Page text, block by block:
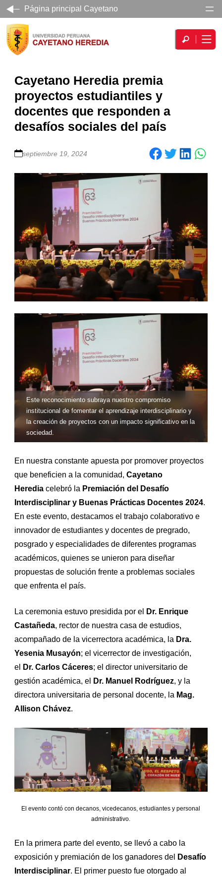
Página principal Cayetano
Cayetano Heredia premia
proyectos estudiantiles y
docentes que responden a
desafíos sociales del país
septiembre 19, 2024 Share on Facebook Share on Twitter Share on LinkedIn
Este reconocimiento subraya nuestro compromiso
institucional de fomentar el aprendizaje interdisciplinario y
la creación de proyectos con un impacto significativo en la
sociedad.
En nuestra constante apuesta por promover proyectos
que beneficien a la comunidad,Cayetano
Heredia celebró la Premiación del Desafío
Interdisciplinar y Buenas Prácticas Docentes 2024.
En este evento, destacamos el trabajo colaborativo e
innovador de estudiantes y docentes de pregrado,
posgrado y especialidades de diferentes programas
académicos, quienes se unieron para diseñar
propuestas de solución frente a problemas sociales
que enfrenta el país.
La ceremonia estuvo presidida por el
Dr. Enrique
Castañeda, rector de nuestra casa de estudios,
acompañado de la vicerrectora académica, la Dra.
Yesenia Musayón; el vicerrector de investigación,
el
Dr. Carlos Cáceres; el director universitario de
gestión académica, el
Dr. Manuel Rodríguez, y la
directora universitaria de personal docente, la Mag.
Allison Chávez.
El evento contó con decanos, vicedecanos, estudiantes y personal
administrativo.
En la primera parte del evento, se llevó a cabo la
exposición y premiación de los ganadores del
Desafío
Interdisciplinar. El primer puesto fue otorgado al